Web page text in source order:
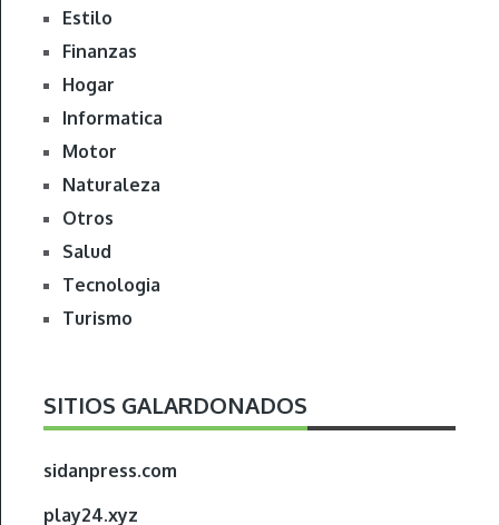
Estilo
Finanzas
Hogar
Informatica
Motor
Naturaleza
Otros
Salud
Tecnologia
Turismo
SITIOS GALARDONADOS
sidanpress.com
play24.xyz